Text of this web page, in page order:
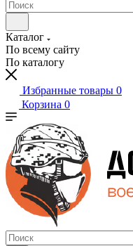
Каталог
По всему сайту
По каталогу
Избранные товары 0
Корзина 0